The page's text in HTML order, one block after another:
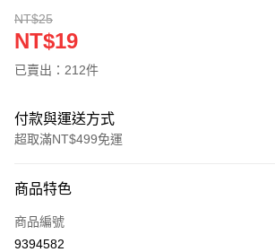
NT$25
NT$19
已賣出：212件
付款與運送方式
超取滿NT$499免運
信用卡一次付款
超商取貨付款
商品特色
商品編號
9394582